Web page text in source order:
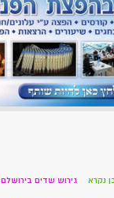
נקרא גירוש שדים בירושלם